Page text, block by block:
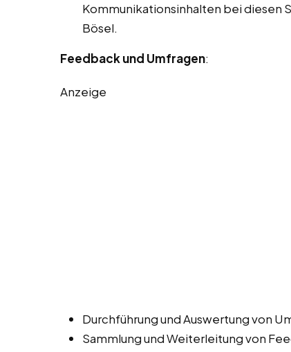
Kommunikationsinhalten bei diesen
Bösel.
Feedback und Umfragen:
Anzeige
Durchführung und Auswertung von
Sammlung und Weiterleitung von